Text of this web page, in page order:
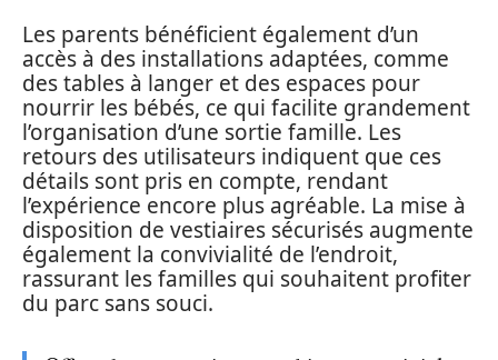
Les parents bénéficient également d’un
accès à des installations adaptées, comme
des tables à langer et des espaces pour
nourrir les bébés, ce qui facilite grandement
l’organisation d’une sortie famille. Les
retours des utilisateurs indiquent que ces
détails sont pris en compte, rendant
l’expérience encore plus agréable. La mise à
disposition de vestiaires sécurisés augmente
également la convivialité de l’endroit,
rassurant les familles qui souhaitent profiter
du parc sans souci.